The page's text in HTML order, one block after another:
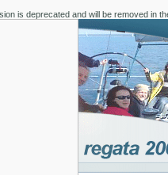
is deprecated and will be removed in